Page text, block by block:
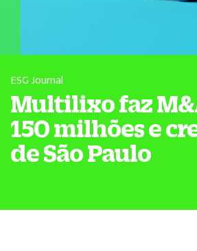
ESG Journal
Multilixo faz
150 milhões e
de São Paulo